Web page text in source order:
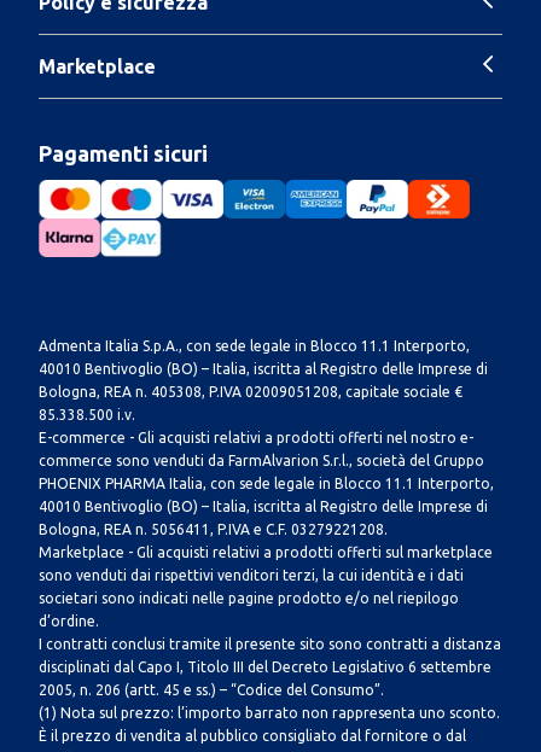
Marketplace
Pagamenti sicuri
Admenta Italia S.p.A., con sede legale in Blocco 11.1 Interporto,
40010 Bentivoglio (BO) – Italia, iscritta al Registro delle Imprese di
Bologna, REA n. 405308, P.IVA 02009051208, capitale sociale €
85.338.500 i.v.
E-commerce - Gli acquisti relativi a prodotti offerti nel nostro e-
commerce sono venduti da FarmAlvarion S.r.l., società del Gruppo
PHOENIX PHARMA Italia, con sede legale in Blocco 11.1 Interporto,
40010 Bentivoglio (BO) – Italia, iscritta al Registro delle Imprese di
Bologna, REA n. 5056411, P.IVA e C.F. 03279221208.
Marketplace - Gli acquisti relativi a prodotti offerti sul marketplace
sono venduti dai rispettivi venditori terzi, la cui identità e i dati
societari sono indicati nelle pagine prodotto e/o nel riepilogo
d’ordine.
I contratti conclusi tramite il presente sito sono contratti a distanza
disciplinati dal Capo I, Titolo III del Decreto Legislativo 6 settembre
2005, n. 206 (artt. 45 e ss.) – “Codice del Consumo”.
(1) Nota sul prezzo: l’importo barrato non rappresenta uno sconto.
È il prezzo di vendita al pubblico consigliato dal fornitore o dal